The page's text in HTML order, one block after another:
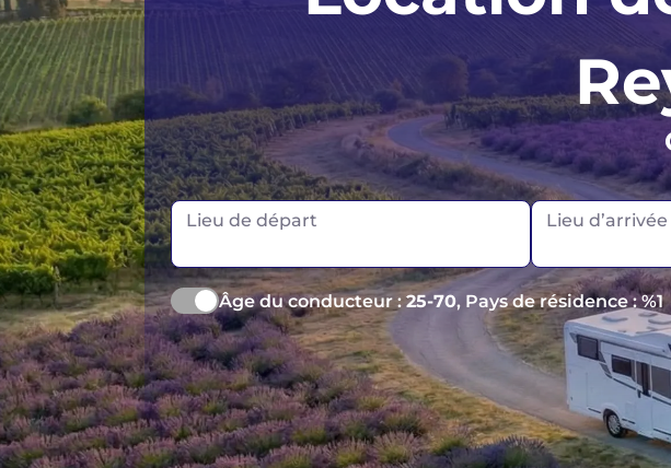
Norvège
Lieu de départ Lieu d’arrivée
Âge du conducteur : 25-70, Pays de résidence : %1